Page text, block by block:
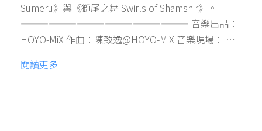
Sumeru》與《獅尾之舞 Swirls of Shamshir》。
—————————————————— 音樂出品：
HOYO-MiX 作曲：陳致逸@HOYO-MiX 音樂現場： …
閱讀更多